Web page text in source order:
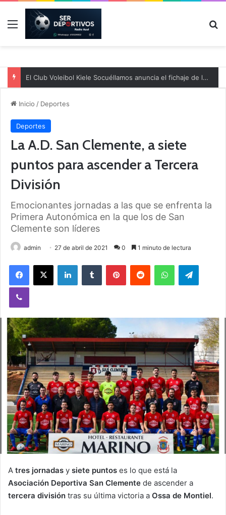
Menú
El Club Voleibol Kiele Socuéllamos anuncia el fichaje de la central norteamericana Morgan Thurlow para la temporada 2026/2027
Inicio / Deportes
Deportes
La A.D. San Clemente, a siete
puntos para ascender a Tercera
División
Emocionantes jornadas a las que se enfrenta la
Primera Autonómica en la que los de San
Clemente son líderes
admin 27 de abril de 2021 0 1 minuto de lectura
A tres jornadas y siete puntos es lo que está la
Asociación Deportiva San Clemente de ascender a
tercera división tras su última victoria a Ossa de Montiel.